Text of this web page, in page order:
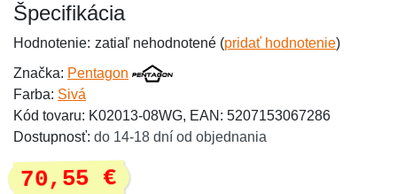
Špecifikácia
Hodnotenie: zatiaľ nehodnotené (pridať hodnotenie)
Značka: Pentagon
Farba: Sivá
Kód tovaru: K02013-08WG, EAN: 5207153067286
Dostupnosť: do 14-18 dní od objednania
70,55 €